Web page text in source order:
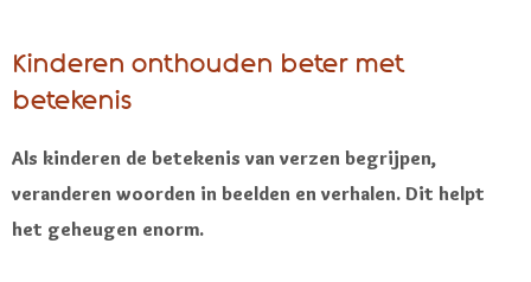
Kinderen onthouden beter met
betekenis
Als kinderen de betekenis van verzen begrijpen,
veranderen woorden in beelden en verhalen. Dit helpt
het geheugen enorm.